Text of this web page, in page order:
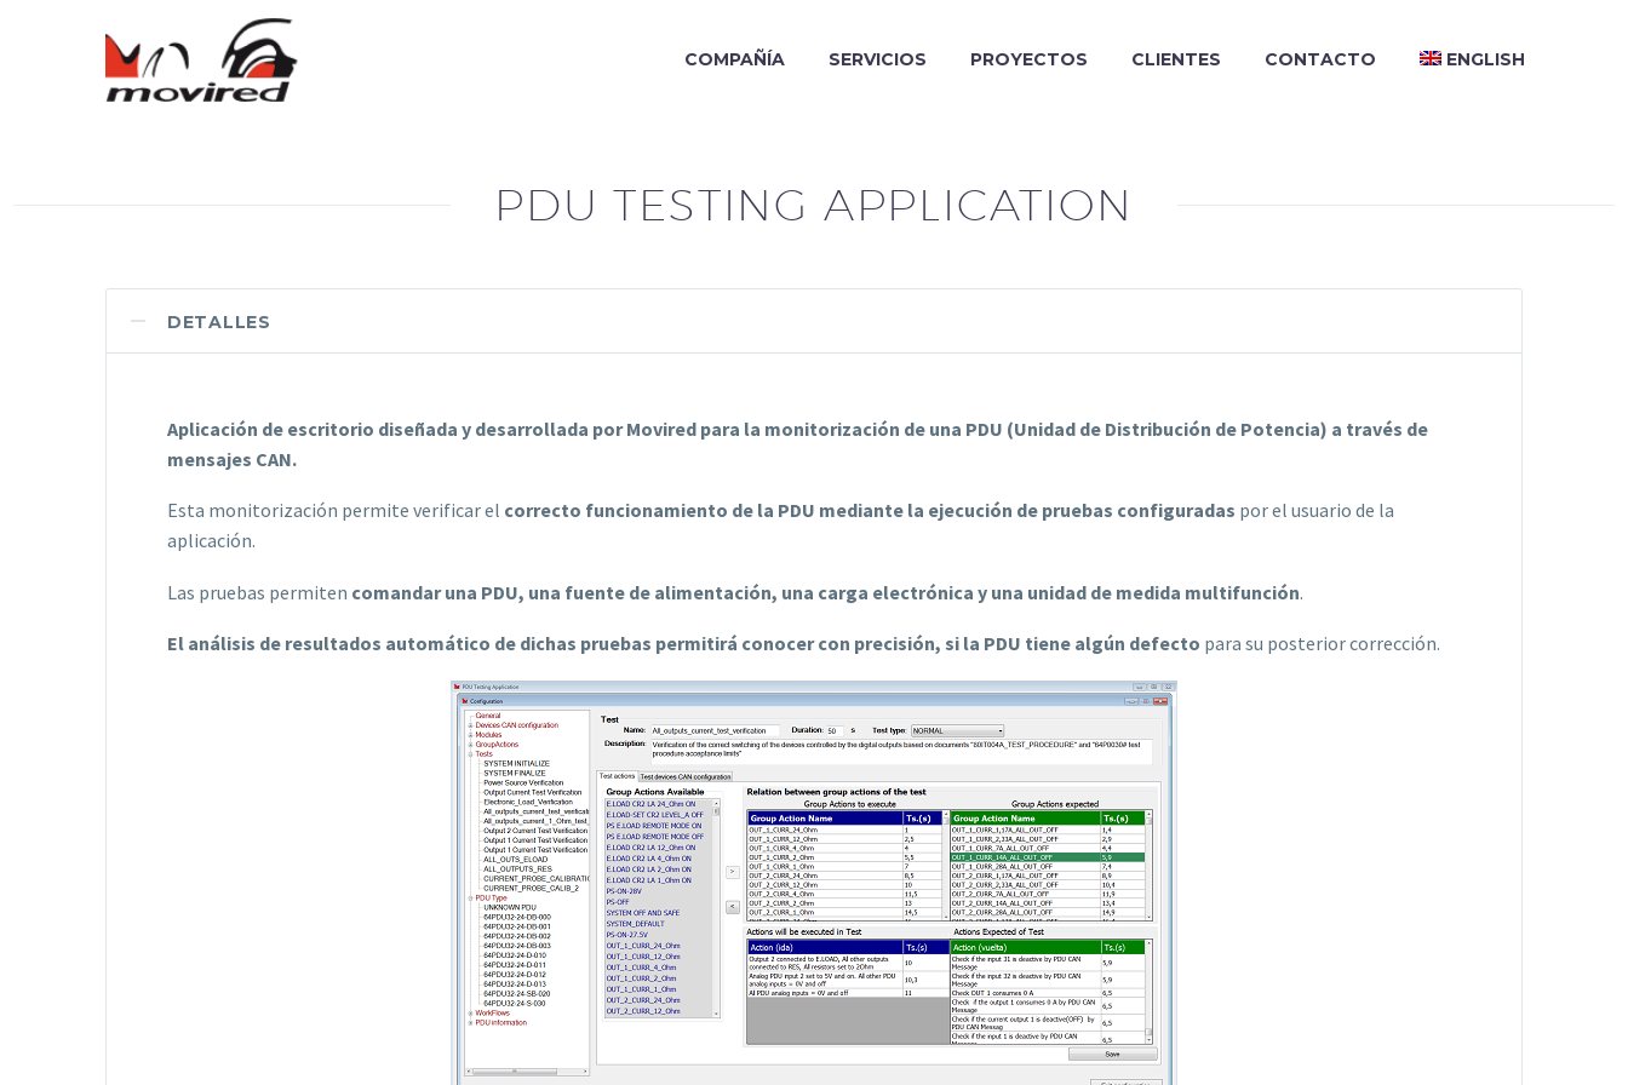
COMPAÑÍA SERVICIOS PROYECTOS CLIENTES CONTACTO ENGLISH
PDU TESTING APPLICATION
DETALLES
Aplicación de escritorio diseñada y desarrollada por Movired para la monitorización de una PDU (Unidad de Distribución de Potencia) a través de
mensajes CAN.
Esta monitorización permite verificar el correcto funcionamiento de la PDU mediante la ejecución de pruebas configuradas por el usuario de la
aplicación.
Las pruebas permiten comandar una PDU, una fuente de alimentación, una carga electrónica y una unidad de medida multifunción.
El análisis de resultados automático de dichas pruebas permitirá conocer con precisión, si la PDU tiene algún defecto para su posterior corrección.